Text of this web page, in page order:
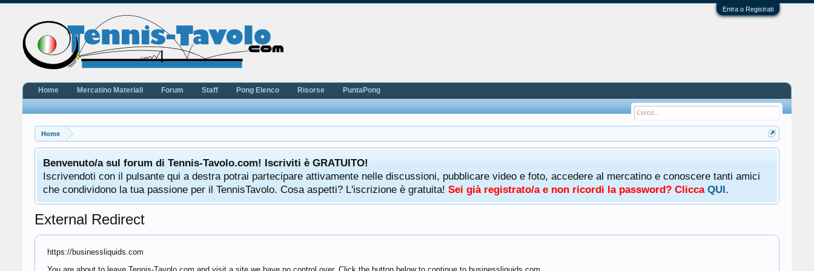
Entra o Registrati
Home
Benvenuto/a sul forum di Tennis-Tavolo.com! Iscriviti è GRATUITO!
Iscrivendoti con il pulsante qui a destra potrai partecipare attivamente nelle discussioni, pubblicare video e foto, accedere al mercatino e conoscere tanti amici
che condividono la tua passione per il TennisTavolo. Cosa aspetti? L'iscrizione è gratuita! Sei già registrato/a e non ricordi la password? Clicca QUI.
External Redirect
https://businessliquids.com
Home Mercatino Materiali Forum Staff Pong Elenco Risorse PuntaPong